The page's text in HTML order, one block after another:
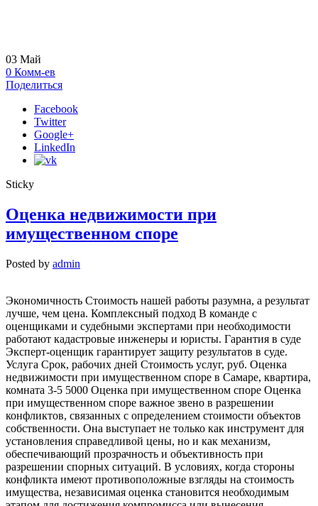
03 Май
0 Комм-ев
Поделиться
Facebook
Twitter
Google+
LinkedIn
Sticky
Оценка недвижимости при
имущественном споре
Posted by admin
Экономичность Стоимость нашей работы разумна, а результат
лучше, чем цена. Комплексный подход В команде с
оценщиками и судебными экспертами при необходимости
работают кадастровые инженеры и юристы. Гарантия в суде
Эксперт-оценщик гарантирует защиту результатов в суде.
Услуга Срок, рабочих дней Стоимость услуг, руб. Оценка
недвижимости при имущественном споре в Самаре, квартира,
комната 3-5 5000 Оценка при имущественном споре Оценка
при имущественном споре важное звено в разрешении
конфликтов, связанных с определением стоимости объектов
собственности. Она выступает не только как инструмент для
установления справедливой цены, но и как механизм,
обеспечивающий прозрачность и объективность при
разрешении спорных ситуаций. В условиях, когда стороны
конфликта имеют противоположные взгляды на стоимость
имущества, независимая оценка становится необходимым